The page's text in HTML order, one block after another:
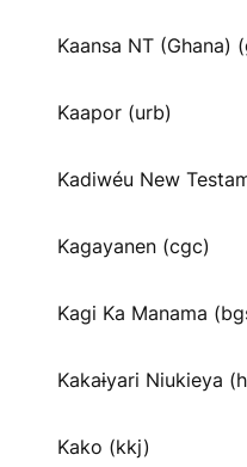
Kaansa NT (Ghana)
Kaapor (urb)
Kadiwéu New
Kagayanen (cgc)
Kagi Ka Manama
Kakaɨyari Niukieya
Kako (kkj)